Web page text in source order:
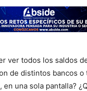
ver todos los saldos
de distintos bancos o
una sola pantalla?